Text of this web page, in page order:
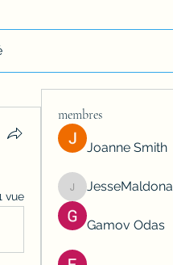
vue
membres
Joanne Smith
Gamov Odas